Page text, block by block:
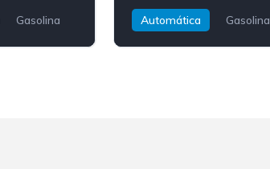
Gasolina
Automática
Gasolina